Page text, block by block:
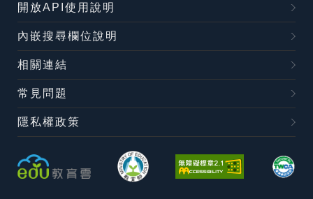
開放API使用說明
內嵌搜尋欄位說明
相關連結
常見問題
隱私權政策